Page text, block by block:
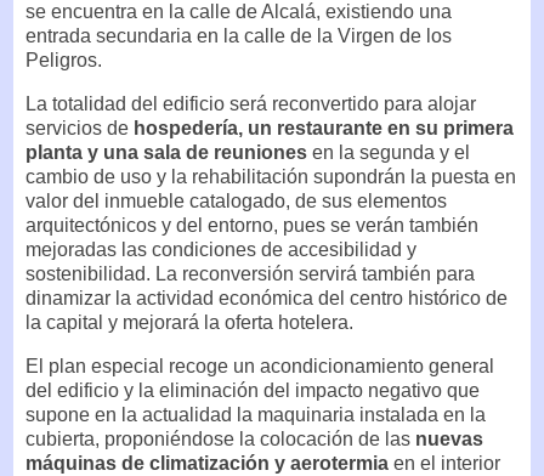
se encuentra en la calle de Alcalá, existiendo una
entrada secundaria en la calle de la Virgen de los
Peligros.
La totalidad del edificio será reconvertido para alojar
servicios de hospedería, un restaurante en su primera
planta y una sala de reuniones en la segunda y el
cambio de uso y la rehabilitación supondrán la puesta en
valor del inmueble catalogado, de sus elementos
arquitectónicos y del entorno, pues se verán también
mejoradas las condiciones de accesibilidad y
sostenibilidad. La reconversión servirá también para
dinamizar la actividad económica del centro histórico de
la capital y mejorará la oferta hotelera.
El plan especial recoge un acondicionamiento general
del edificio y la eliminación del impacto negativo que
supone en la actualidad la maquinaria instalada en la
cubierta, proponiéndose la colocación de las nuevas
máquinas de climatización y aerotermia en el interior